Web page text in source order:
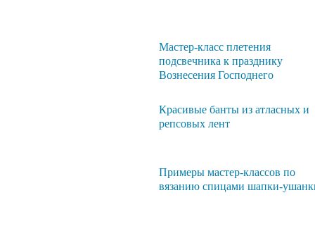
Мастер-класс плетения
подсвечника к празднику
Вознесения Господнего
Красивые банты из атласных и
репсовых лент
Примеры мастер-классов по
вязанию спицами шапки-